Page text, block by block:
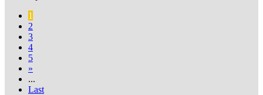
1
2
3
4
5
»
...
Last